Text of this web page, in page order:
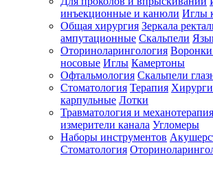
инъекционные и канюли Иглы
Общая хирургия Зеркала
ампутационные Скальпели
Оториноларингология
носовые Иглы Камертоны
Офтальмология Скальпели
Стоматология Терапия
карпульные Лотки
Травматология и механотерапия
измерители канала Угломеры
Наборы инструментов
Стоматология